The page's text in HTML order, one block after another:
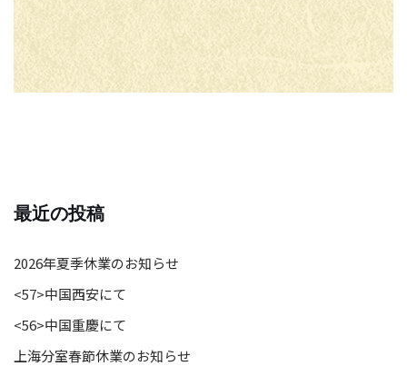
最近の投稿
2026年夏季休業のお知らせ
<57>中国西安にて
<56>中国重慶にて
上海分室春節休業のお知らせ